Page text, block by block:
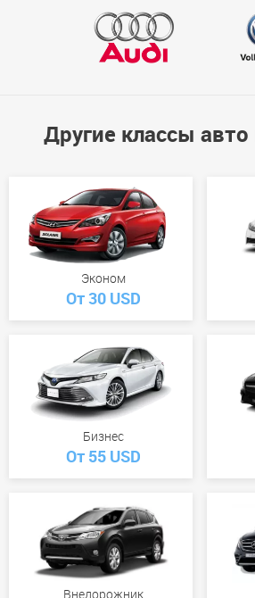
Другие классы
Эконом
От 30 USD
Бизнес
От 55 USD
Внедорожник